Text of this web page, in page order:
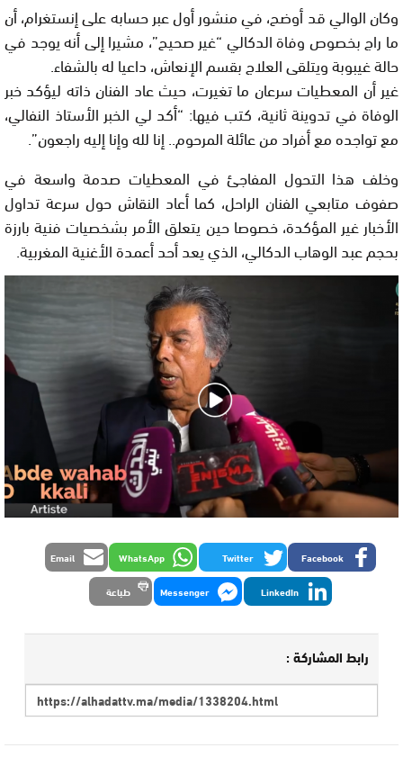
وكان الوالي قد أوضح، في منشور أول عبر حسابه على إنستغرام، أن
ما راج بخصوص وفاة الدكالي “غير صحيح”، مشيرا إلى أنه يوجد في
حالة غيبوبة ويتلقى العلاج بقسم الإنعاش، داعيا له بالشفاء.
غير أن المعطيات سرعان ما تغيرت، حيث عاد الفنان ذاته ليؤكد خبر
الوفاة في تدوينة ثانية، كتب فيها: “أكد لي الخبر الأستاذ النفالي،
مع تواجده مع أفراد من عائلة المرحوم.. إنا لله وإنا إليه راجعون”.
وخلف هذا التحول المفاجئ في المعطيات صدمة واسعة في
صفوف متابعي الفنان الراحل، كما أعاد النقاش حول سرعة تداول
الأخبار غير المؤكدة، خصوصا حين يتعلق الأمر بشخصيات فنية بارزة
بحجم عبد الوهاب الدكالي، الذي يعد أحد أعمدة الأغنية المغربية.
Facebook
Twitter
WhatsApp
Email
LinkedIn
Messenger طباعة
رابط المشاركة :